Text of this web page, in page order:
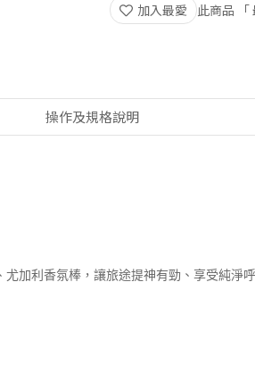
加入最愛 此商品 「
操作及規格說明
加利香氛棒，讓旅途提神有勁、享受純淨呼